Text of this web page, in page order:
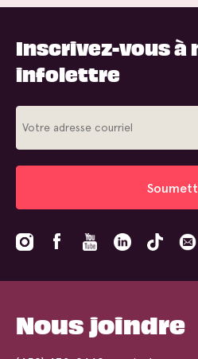
Inscrivez-vous à
infolettre
Nous joindre